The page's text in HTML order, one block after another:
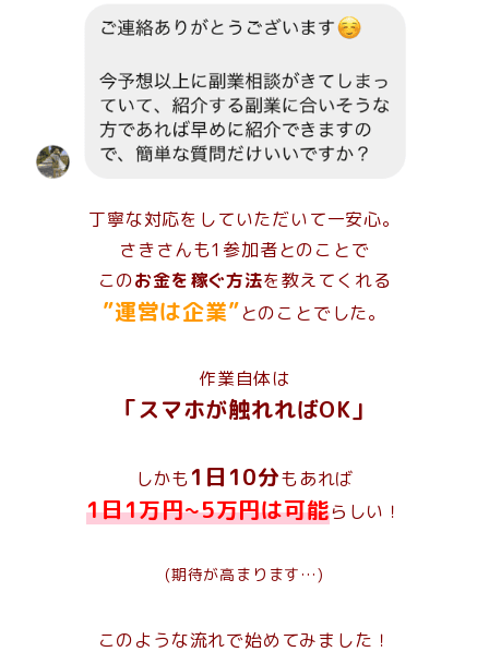
丁寧な対応をしていただいて一安心。
さきさんも1参加者とのことで
このお金を稼ぐ方法を教えてくれる
”運営は企業”とのことでした。
作業自体は
「スマホが触れればOK」
しかも1日10分もあれば
1日1万円~5万円は可能らしい！
(期待が高まります…)
このような流れで始めてみました！